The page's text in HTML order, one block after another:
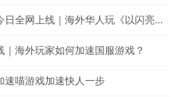
穿搭游戏《以闪亮之名》今日全网上线｜海外华人玩《以闪亮之名》有延迟高卡顿问题怎么办？
｜海外玩家如何加速国服游戏？
速喵游戏加速快人一步